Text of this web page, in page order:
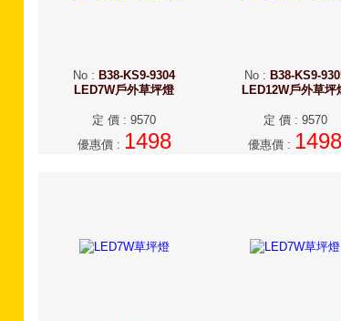
No : B38-KS9-9304
LED7W戶外草坪燈
定 價 : 9570
優惠價: 1498
No: B38-KS9-
LED12W戶外草坪
定 價: 9570
優惠價 : 1498